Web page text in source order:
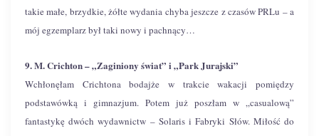
takie małe, brzydkie, żółte wydania chyba jeszcze z czasów PRLu – a
mój egzemplarz był taki nowy i pachnący…
9. M. Crichton – „Zaginiony świat” i „Park Jurajski”
Wchłonęłam Crichtona bodajże w trakcie wakacji pomiędzy
podstawówką i gimnazjum. Potem już poszłam w „casualową”
fantastykę dwóch wydawnictw – Solaris i Fabryki Słów. Miłość do